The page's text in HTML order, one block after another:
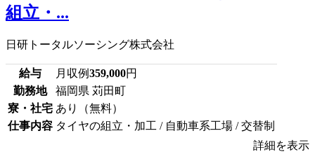
組立・...
日研トータルソーシング株式会社
給与 月収例359,000円
勤務地
福岡県 苅田町
寮・社宅 あり（無料）
仕事内容 タイヤの組立・加工 / 自動車系工場 / 交替制
詳細を表示